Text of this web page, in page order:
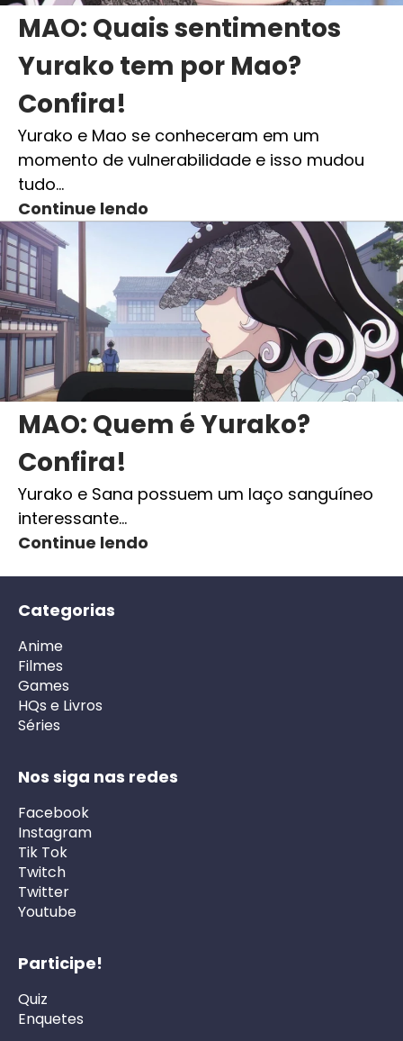
MAO: Quais sentimentos
Yurako tem por Mao?
Confira!
Yurako e Mao se conheceram em um
momento de vulnerabilidade e isso mudou
tudo…
Continue lendo
MAO: Quem é Yurako?
Confira!
Yurako e Sana possuem um laço sanguíneo
interessante…
Continue lendo
Categorias
Anime
Filmes
Games
HQs e Livros
Séries
Nos siga nas redes
Facebook
Instagram
Tik Tok
Twitch
Twitter
Youtube
Participe!
Quiz
Enquetes